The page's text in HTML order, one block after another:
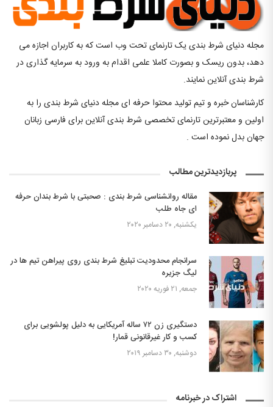
مجله دنیای شرط بندی یک تارنمای تحت وب است که به کاربران اجازه می
دهد، بدون ریسک و بصورت کاملا علمی اقدام به ورود به سرمایه گذاری در
شرط بندی آنلاین نمایند.
کارشناسان خبره و تیم تولید محتوا حرفه ای مجله دنیای شرط بندی را به
اولین و معتبرترین تارنمای تخصصی شرط بندی آنلاین برای فارسی زبانان
جهان بدل نموده است .
پربازدیدترین مطالب
مقاله روانشناسی شرط بندی : صحبتی با شرط بندان حرفه
ای جاه طلب
یکشنبه, ۲۰ دسامبر ۲۰۲۰
سرانجام محدودیت تبلیغ شرط بندی روی پیراهن تیم ها در
لیگ جزیره
جمعه, ۲۱ فوریه ۲۰۲۰
دستگیری زن ۷۲ ساله آمریکایی به دلیل پولشویی برای
کسب و کار غیرقانونی قمار!
دوشنبه, ۳۰ دسامبر ۲۰۱۹
اشتراک در خبرنامه